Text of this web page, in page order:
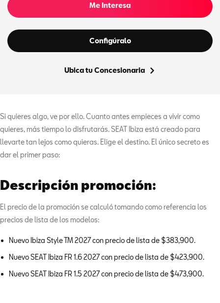
Me Interesa
Configúralo
Ubica tu Concesionaria
Si quieres algo, ve por ello. Cuanto antes empieces a vivir como
quieres, más tiempo lo disfrutarás. SEAT Ibiza está creado para
llevarte tan lejos como quieras. Elige el destino. El único secreto es
dar el primer paso:
Descripción promoción:
El precio de la promoción se calculó tomando como referencia los
precios de lista de los modelos:
Nuevo Ibiza Style TM 2027 con precio de lista de $383,900.
Nuevo SEAT Ibiza FR 1.6 2027 con precio de lista de $423,900.
Nuevo SEAT Ibiza FR 1.5 2027 con precio de lista de $473,900.